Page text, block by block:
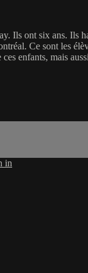
Ils ont six ans. Ils
Ce sont les
enfants, mais
in